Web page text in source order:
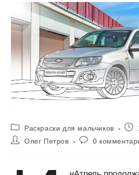
Рубрика
записи:
Раскраски для мальчиков
АвторОлег Петров
Комментарии
0